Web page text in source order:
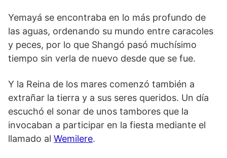
Yemayá se encontraba en lo más profundo de
las aguas, ordenando su mundo entre caracoles
y peces, por lo que Shangó pasó muchísimo
tiempo sin verla de nuevo desde que se fue.
Y la Reina de los mares comenzó también a
extrañar la tierra y a sus seres queridos. Un día
escuchó el sonar de unos tambores que la
invocaban a participar en la fiesta mediante el
llamado al Wemilere.